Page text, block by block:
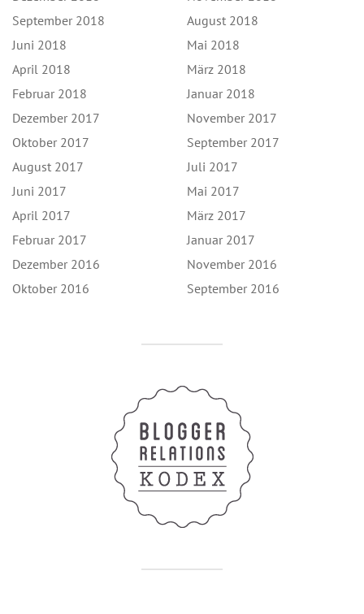
September 2018
August 2018
Juni 2018
Mai 2018
April 2018
März 2018
Februar 2018
Januar 2018
Dezember 2017
November 2017
Oktober 2017
September 2017
August 2017
Juli 2017
Juni 2017
Mai 2017
April 2017
März 2017
Februar 2017
Januar 2017
Dezember 2016
November 2016
Oktober 2016
September 2016